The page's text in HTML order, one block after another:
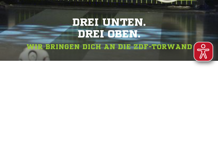
DREI UNTEN.
DREI OBEN.
WIR BRINGEN DICH AN DIE ZDF-TORWAND